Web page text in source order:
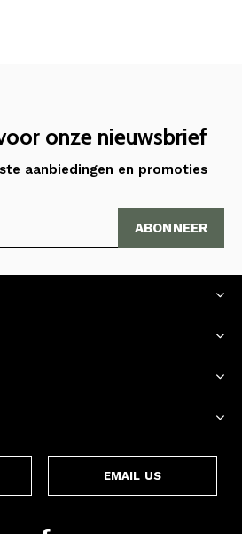
onze nieuwsbrief
aanbiedingen en promoties
ABONNEER
EMAIL US